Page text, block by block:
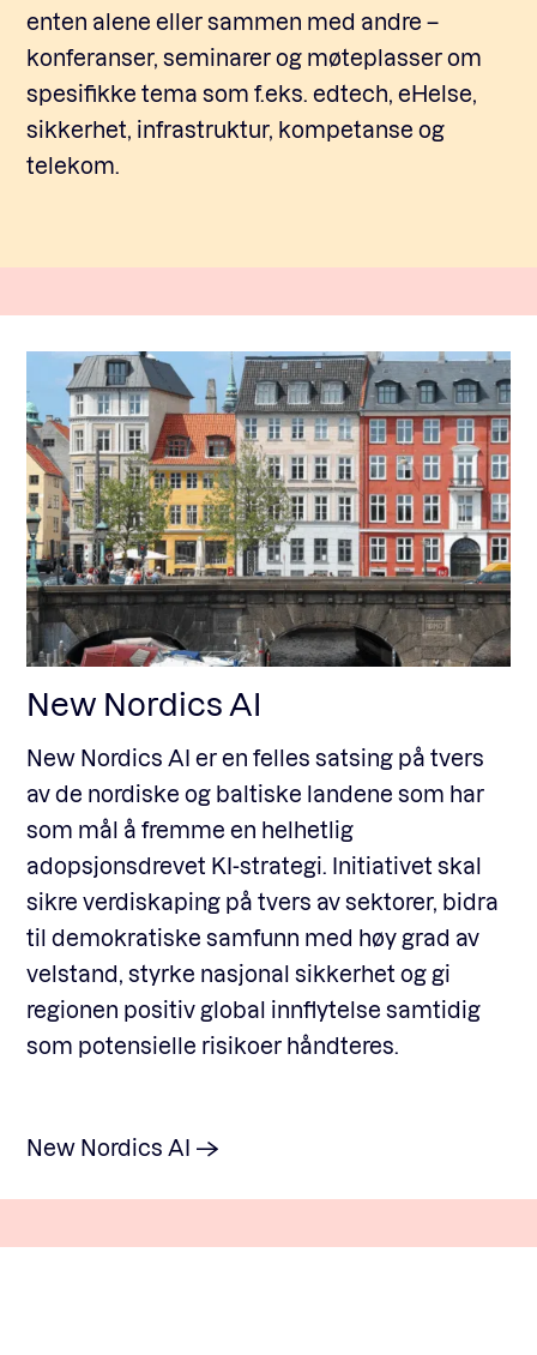
enten alene eller sammen med andre –
konferanser, seminarer og møteplasser om
spesifikke tema som f.eks. edtech, eHelse,
sikkerhet, infrastruktur, kompetanse og
telekom.
New Nordics AI
New Nordics AI er en felles satsing på tvers
av de nordiske og baltiske landene som har
som mål å fremme en helhetlig
adopsjonsdrevet KI-strategi. Initiativet skal
sikre verdiskaping på tvers av sektorer, bidra
til demokratiske samfunn med høy grad av
velstand, styrke nasjonal sikkerhet og gi
regionen positiv global innflytelse samtidig
som potensielle risikoer håndteres.
New Nordics AI